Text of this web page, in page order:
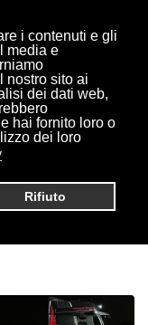
i contenuti e gli
media e
nostro sito ai
dei dati web,
hai fornito loro o
dei loro
Rifiuto